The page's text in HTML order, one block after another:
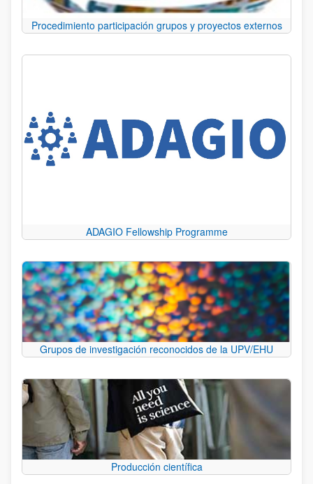
Procedimiento participación grupos y proyectos externos
ADAGIO Fellowship Programme
Grupos de investigación reconocidos de la UPV/EHU
Producción científica